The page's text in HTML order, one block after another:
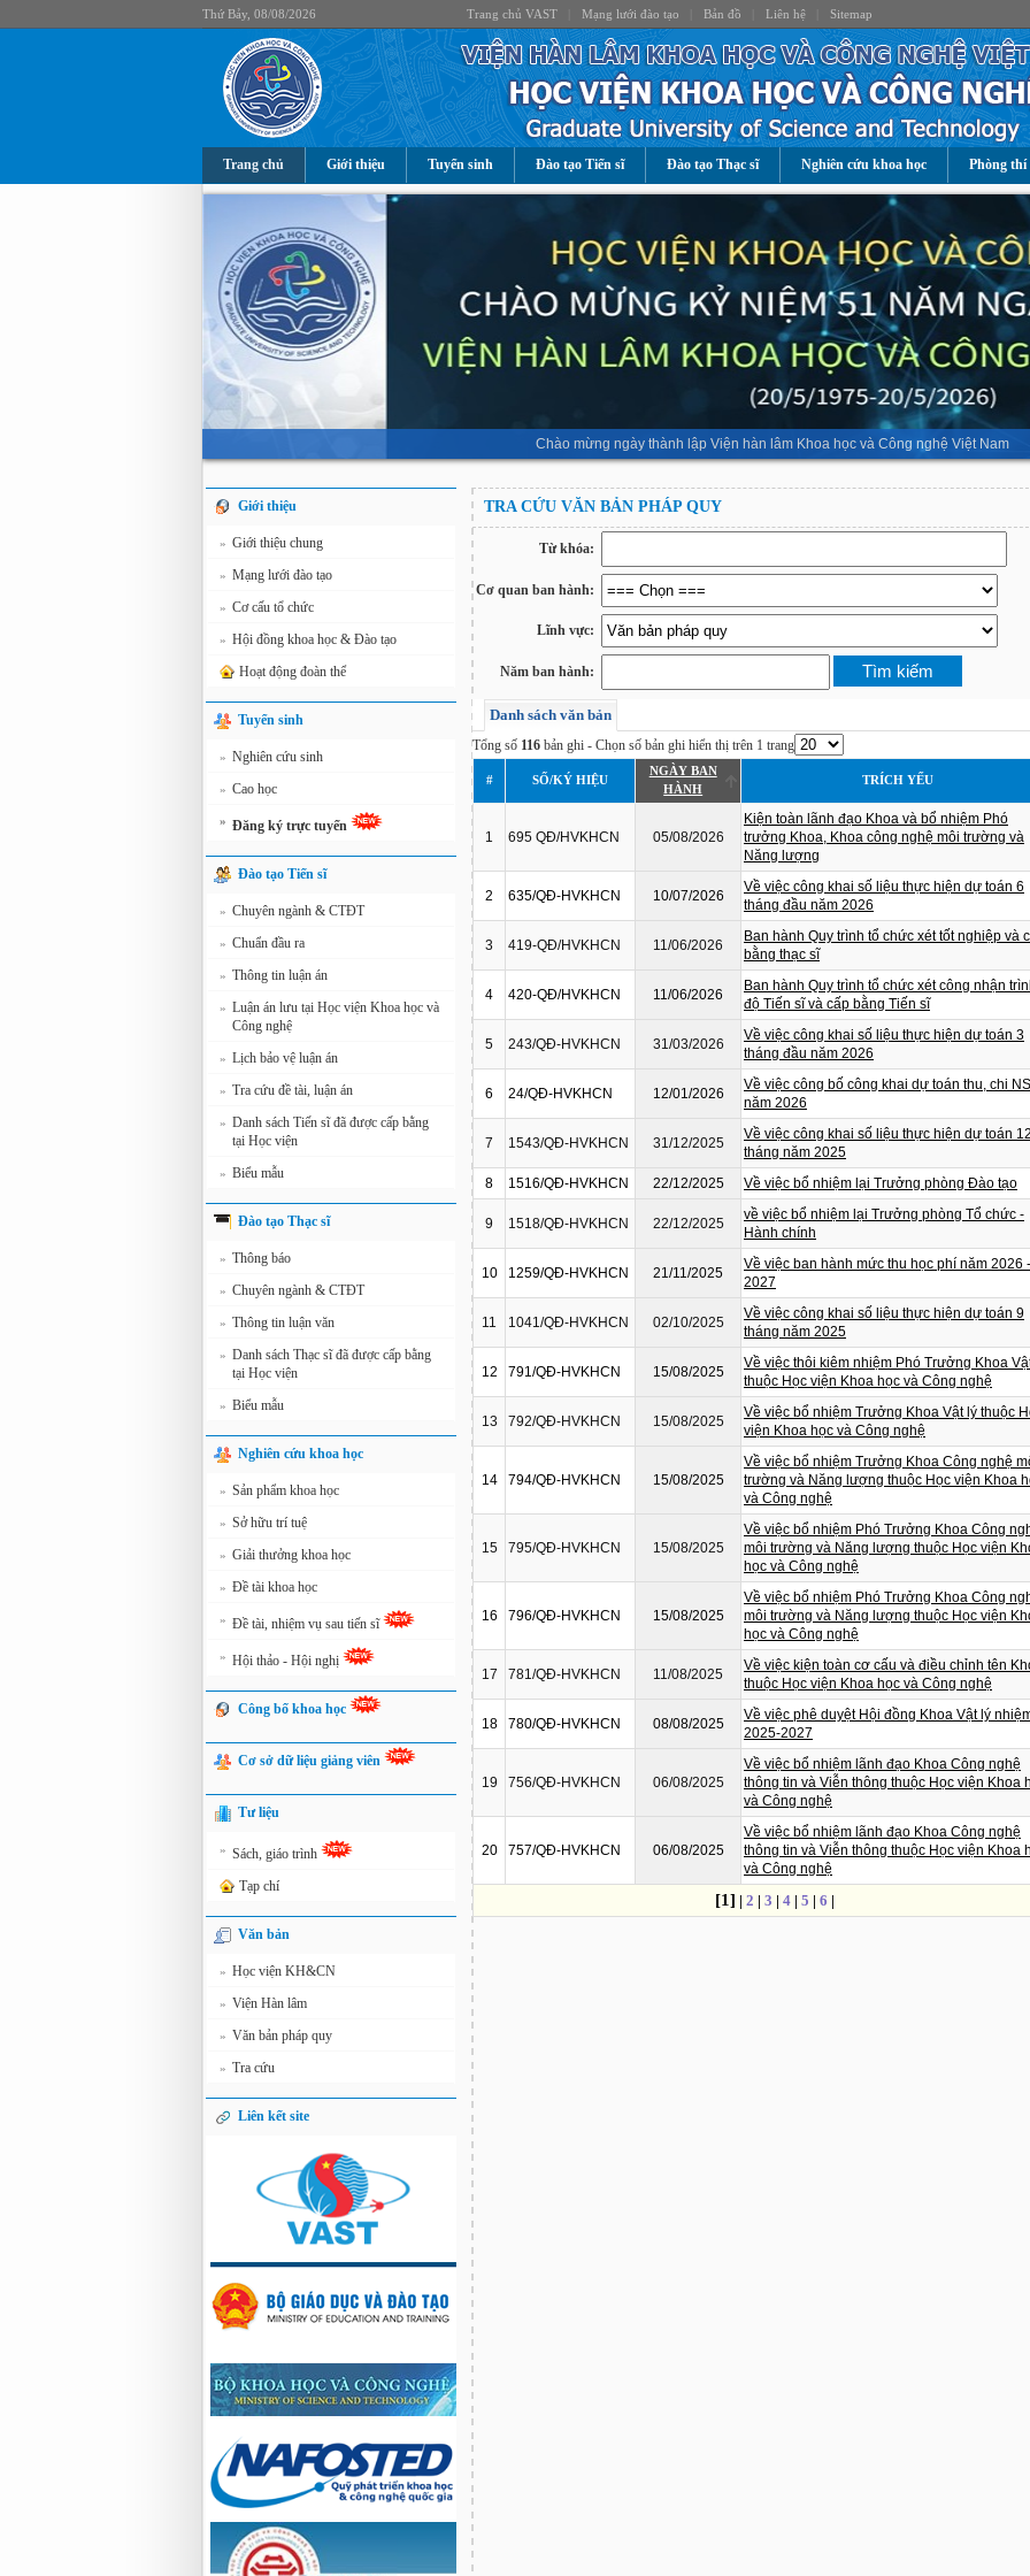
Thứ Bảy, 08/08/2026 Trang chủ VAST| Mạng lưới đào tạo Bản đồ Liên hệ| Sitemap
Trang chủ Giới thiệu Tuyển sinh Đào tạo Tiến sĩ Đào tạo Thạc sĩ Nghiên cứu khoa học Phòng thí
Chào mừng ngày thành lập Viện hàn lâm Khoa học và Công nghệ Việt Nam
Giới thiệu
» Giới thiệu chung
» Mạng lưới đào tạo
» Cơ cấu tổ chức
» Hội đồng khoa học & Đào tạo
Hoạt động đoàn thể
Tuyển sinh
» Nghiên cứu sinh
» Cao học
» Đăng ký trực tuyến
Đào tạo Tiến sĩ
» Chuyên ngành & CTĐT
» Chuẩn đầu ra
» Thông tin luận án
» Luận án lưu tại Học viện Khoa học và
Công nghệ
» Lịch bảo vệ luận án
» Tra cứu đề tài, luận án
» Danh sách Tiến sĩ đã được cấp bằng
tại Học viện
» Biểu mẫu
Đào tạo Thạc sĩ
» Thông báo
» Chuyên ngành & CTĐT
» Thông tin luận văn
» Danh sách Thạc sĩ đã được cấp bằng
tại Học viện
» Biểu mẫu
Nghiên cứu khoa học
» Sản phẩm khoa học
» Sở hữu trí tuệ
» Giải thưởng khoa học
» Đề tài khoa học
» Đề tài, nhiệm vụ sau tiến sĩ
» Hội thảo - Hội nghị
Công bố khoa học
Cơ sở dữ liệu giảng viên
Tư liệu
» Sách, giáo trình
Tạp chí
Văn bản
» Học viện KH&CN
» Viện Hàn lâm
» Văn bản pháp quy
» Tra cứu
Liên kết site
TRA CỨU VĂN BẢN PHÁP QUY
Từ khóa:
Cơ quan ban hành:
Lĩnh vực:
Năm ban hành:
Danh sách văn bản
Tổng số 116 bản ghi - Chọn số bản ghi hiển thị trên 1 trang
# SỐ/KÝ HIỆU
NGÀY BAN
HÀNH
TRÍCH YẾU
1 695 QĐ/HVKHCN 05/08/2026
Kiện toàn lãnh đạo Khoa và bổ nhiệm Phó
trưởng Khoa, Khoa công nghệ môi trường và
Năng lượng
2 635/QĐ-HVKHCN 10/07/2026
Về việc công khai số liệu thực hiện dự toán 6
tháng đầu năm 2026
3 419-QĐ/HVKHCN 11/06/2026
Ban hành Quy trình tổ chức xét tốt nghiệp và
bằng thạc sĩ
4 420-QĐ/HVKHCN 11/06/2026
Ban hành Quy trình tổ chức xét công nhận
độ Tiến sĩ và cấp bằng Tiến sĩ
5 243/QĐ-HVKHCN 31/03/2026
Về việc công khai số liệu thực hiện dự toán 3
tháng đầu năm 2026
6 24/QĐ-HVKHCN 12/01/2026
Về việc công bố công khai dự toán thu, chi
năm 2026
7 1543/QĐ-HVKHCN 31/12/2025
Về việc công khai số liệu thực hiện dự toán 12
tháng năm 2025
8 1516/QĐ-HVKHCN 22/12/2025 Về việc bổ nhiệm lại Trưởng phòng Đào tạo
9 1518/QĐ-HVKHCN 22/12/2025
về việc bổ nhiệm lại Trưởng phòng Tổ chức -
Hành chính
10 1259/QĐ-HVKHCN 21/11/2025
Về việc ban hành mức thu học phí năm 2026 -
2027
11 1041/QĐ-HVKHCN 02/10/2025
Về việc công khai số liệu thực hiện dự toán 9
tháng năm 2025
12 791/QĐ-HVKHCN 15/08/2025
Về việc thôi kiêm nhiệm Phó Trưởng Khoa
thuộc Học viện Khoa học và Công nghệ
13 792/QĐ-HVKHCN 15/08/2025
Về việc bổ nhiệm Trưởng Khoa Vật lý thuộc
viện Khoa học và Công nghệ
14 794/QĐ-HVKHCN 15/08/2025
Về việc bổ nhiệm Trưởng Khoa Công nghệ
trường và Năng lượng thuộc Học viện Khoa
và Công nghệ
15 795/QĐ-HVKHCN 15/08/2025
Về việc bổ nhiệm Phó Trưởng Khoa Công
môi trường và Năng lượng thuộc Học viện
học và Công nghệ
16 796/QĐ-HVKHCN 15/08/2025
Về việc bổ nhiệm Phó Trưởng Khoa Công
môi trường và Năng lượng thuộc Học viện
học và Công nghệ
17 781/QĐ-HVKHCN 11/08/2025
Về việc kiện toàn cơ cấu và điều chỉnh tên
thuộc Học viện Khoa học và Công nghệ
18 780/QĐ-HVKHCN 08/08/2025
Về việc phê duyệt Hội đồng Khoa Vật lý
2025-2027
19 756/QĐ-HVKHCN 06/08/2025
Về việc bổ nhiệm lãnh đạo Khoa Công nghệ
thông tin và Viễn thông thuộc Học viện Khoa
và Công nghệ
20 757/QĐ-HVKHCN 06/08/2025
Về việc bổ nhiệm lãnh đạo Khoa Công nghệ
thông tin và Viễn thông thuộc Học viện Khoa
và Công nghệ
[1] | 2 | 3 | 4| 5 | 6 |